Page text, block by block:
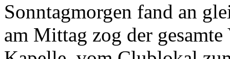
Sonntagmorgen fand an
am Mittag zog der